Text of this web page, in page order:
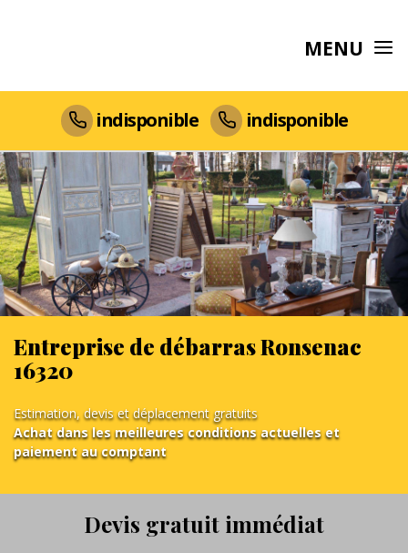
MENU
indisponible indisponible
Entreprise de débarras Ronsenac
16320
Estimation, devis et déplacement gratuits
Achat dans les meilleures conditions actuelles et
paiement au comptant
Devis gratuit immédiat